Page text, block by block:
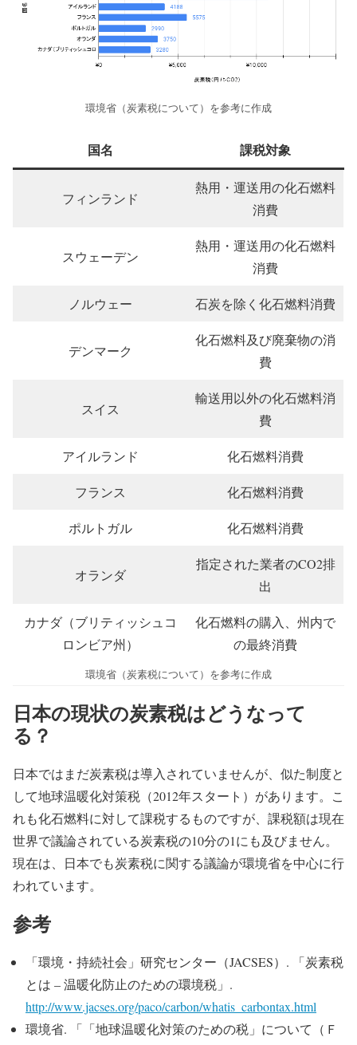
環境省（炭素税について）を参考に作成
国名 課税対象
フィンランド
熱用・運送用の化石燃料
消費
スウェーデン
熱用・運送用の化石燃料
消費
ノルウェー 石炭を除く化石燃料消費
デンマーク
化石燃料及び廃棄物の消
費
スイス
輸送用以外の化石燃料消
費
アイルランド 化石燃料消費
フランス 化石燃料消費
ポルトガル 化石燃料消費
オランダ
指定された業者のCO2排
出
カナダ（ブリティッシュコ
ロンビア州）
化石燃料の購入、州内で
の最終消費
環境省（炭素税について）を参考に作成
日本の現状の炭素税はどうなって
る？
日本ではまだ炭素税は導入されていませんが、似た制度と
して地球温暖化対策税（2012年スタート）があります。こ
れも化石燃料に対して課税するものですが、課税額は現在
世界で議論されている炭素税の10分の1にも及びません。
現在は、日本でも炭素税に関する議論が環境省を中心に行
われています。
参考
「環境・持続社会」研究センター（JACSES）. 「炭素税
とは – 温暖化防止のための環境税」.
http://www.jacses.org/paco/carbon/whatis_carbontax.html
環境省. 「「地球温暖化対策のための税」について（Ｆ